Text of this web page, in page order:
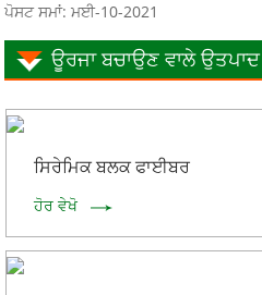
ਪੋਸਟ ਸਮਾਂ: ਮਈ-10-2021
ਊਰਜਾ ਬਚਾਉਣ ਵਾਲੇ ਉਤਪਾਦ
ਸਿਰੇਮਿਕ ਬਲਕ ਫਾਈਬਰ
ਹੋਰ ਵੇਖੋ